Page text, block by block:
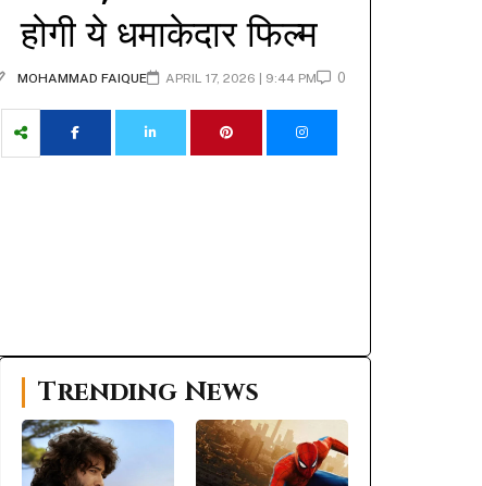
होगी ये धमाकेदार फिल्म
MOHAMMAD FAIQUE APRIL 17, 2026 | 9:44 PM 0
Trending News